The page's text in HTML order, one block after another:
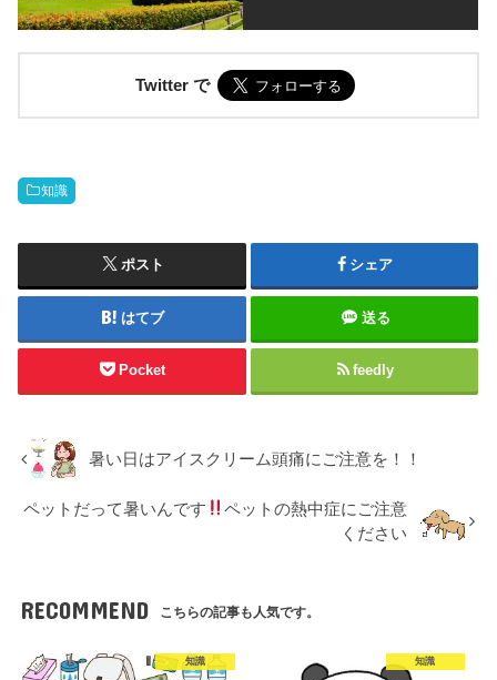
Twitter で
知識
ポスト シェア
はてブ 送る
Pocket feedly
暑い日はアイスクリーム頭痛にご注意を！！
ペットだって暑いんです
ペットの熱中症にご注意
ください
RECOMMEND こちらの記事も人気です。
知識 知識